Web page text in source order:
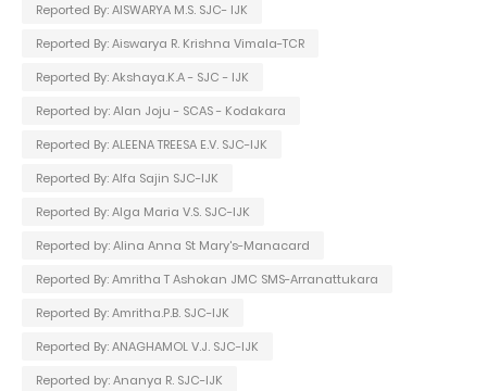
Reported By: AISWARYA M.S. SJC- IJK
Reported By: Aiswarya R. Krishna Vimala-TCR
Reported By: Akshaya.K.A - SJC - IJK
Reported by: Alan Joju - SCAS - Kodakara
Reported By: ALEENA TREESA E.V. SJC-IJK
Reported By: Alfa Sajin SJC-IJK
Reported By: Alga Maria V.S. SJC-IJK
Reported by: Alina Anna St Mary's-Manacard
Reported By: Amritha T Ashokan JMC SMS-Arranattukara
Reported By: Amritha.P.B. SJC-IJK
Reported By: ANAGHAMOL V.J. SJC-IJK
Reported by: Ananya R. SJC-IJK